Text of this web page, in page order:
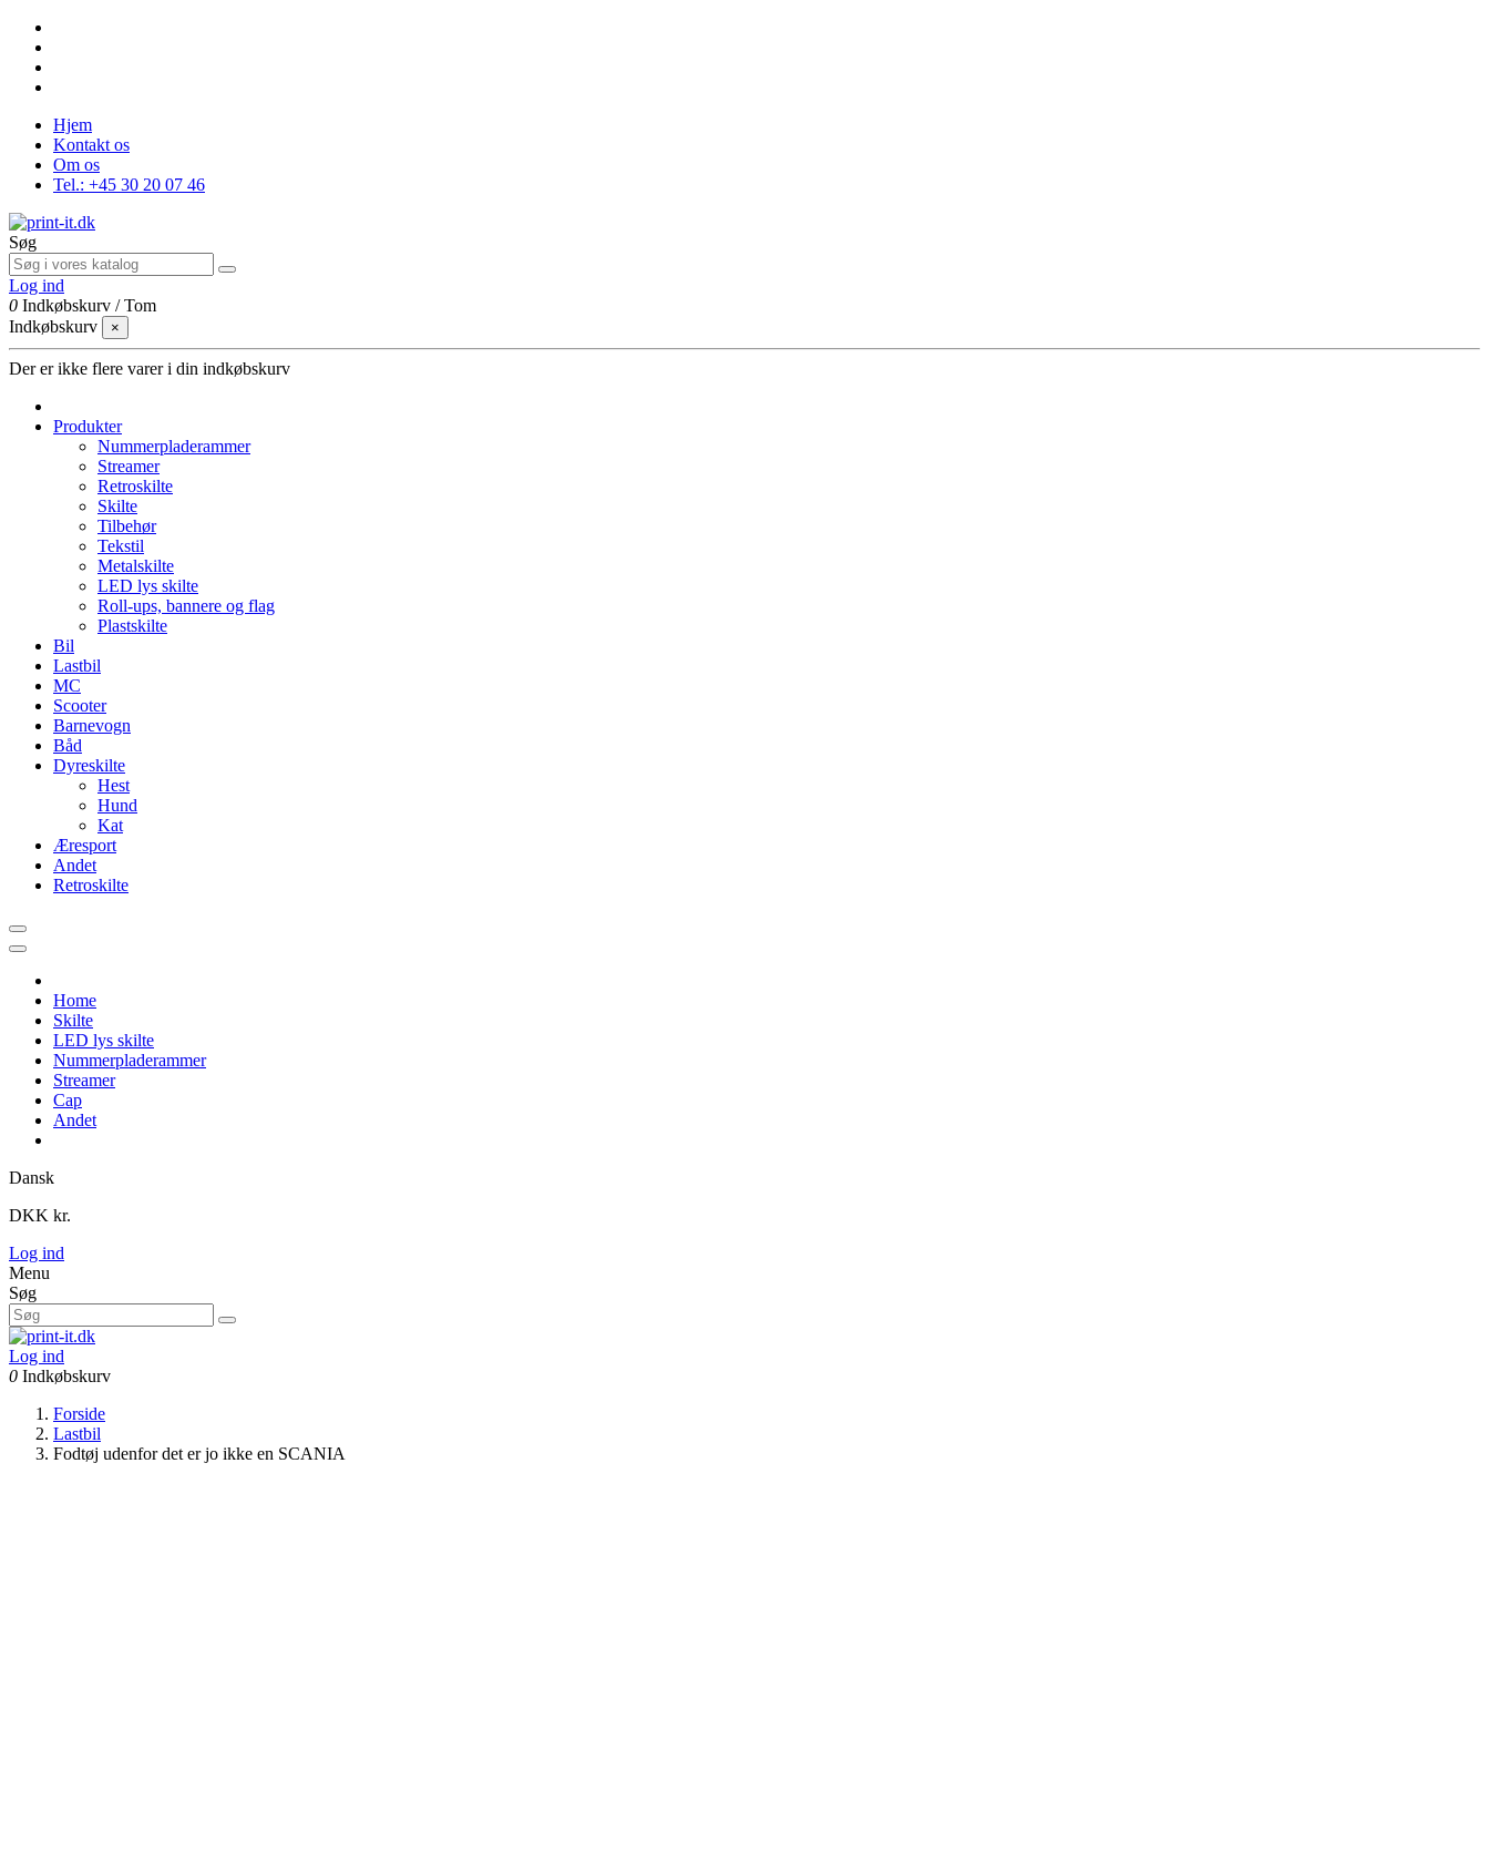
Hjem
Kontakt os
Om os
Tel.: +45 30 20 07 46
Søg
Log ind
0 Indkøbskurv /Tom
Indkøbskurv
×
Der er ikke flere varer i din indkøbskurv
Produkter
Nummerpladerammer
Streamer
Retroskilte
Skilte
Tilbehør
Tekstil
Metalskilte
LED lys skilte
Roll-ups, bannere og flag
Plastskilte
Bil
Lastbil
MC
Scooter
Barnevogn
Båd
Dyreskilte
Hest
Hund
Kat
Æresport
Andet
Retroskilte
Home
Skilte
LED lys skilte
Nummerpladerammer
Streamer
Cap
Andet
Dansk
DKK kr.
Log ind
Menu
Søg
Log ind
0 Indkøbskurv
Forside
Lastbil
Fodtøj udenfor det er jo ikke en SCANIA